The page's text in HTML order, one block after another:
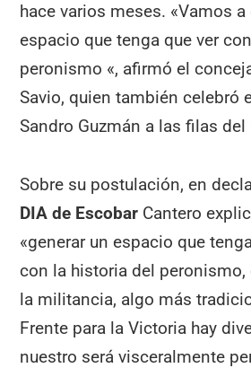
hace varios meses. «Vamos a
espacio que tenga que ver
peronismo «, afirmó el
Savio, quien también celebró
Sandro Guzmán a las filas
Sobre su postulación, en
DIA de Escobar Cantero
«generar un espacio que
con la historia del peronismo,
la militancia, algo más
Frente para la Victoria hay
nuestro será visceralmente